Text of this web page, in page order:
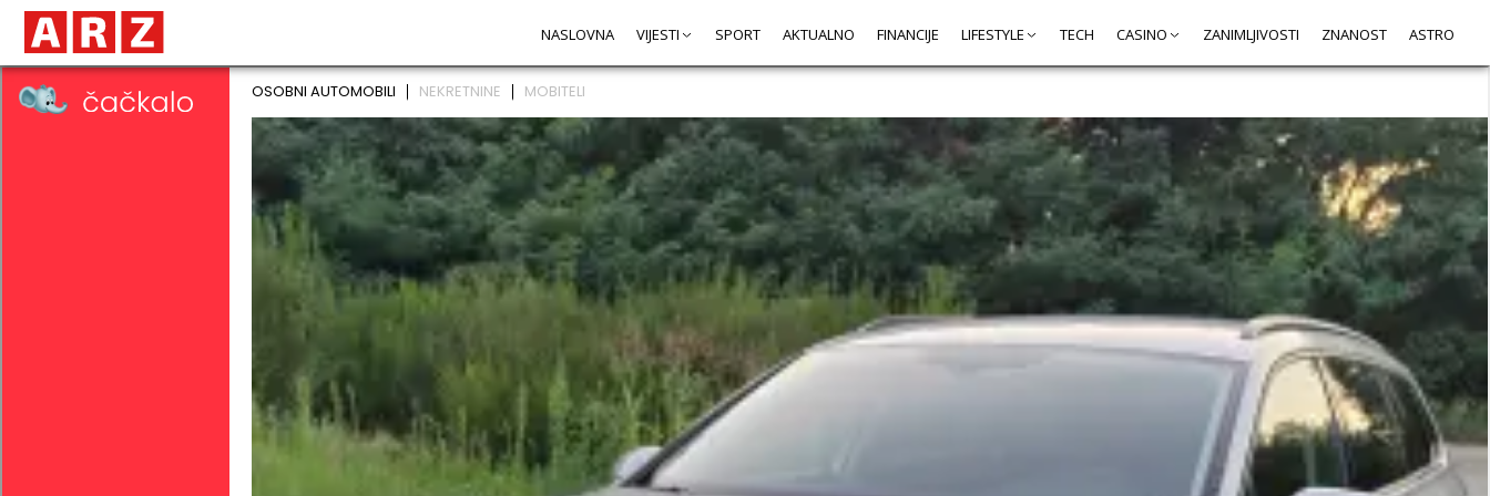
NASLOVNA VIJESTI SPORT AKTUALNO FINANCIJE LIFESTYLE TECH CASINO ZANIMLJIVOSTI ZNANOST ASTRO